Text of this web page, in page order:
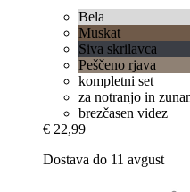
Bela
Muskat
Siva skrilavca
Peščeno rjava
kompletni set
za notranjo in
brezčasen videz
€ 22,99
Dostava do 11 avgust